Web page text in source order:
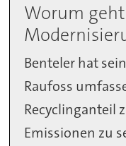
Worum
Benteler hat
Raufoss
Recyclinganteil
Emissionen zu